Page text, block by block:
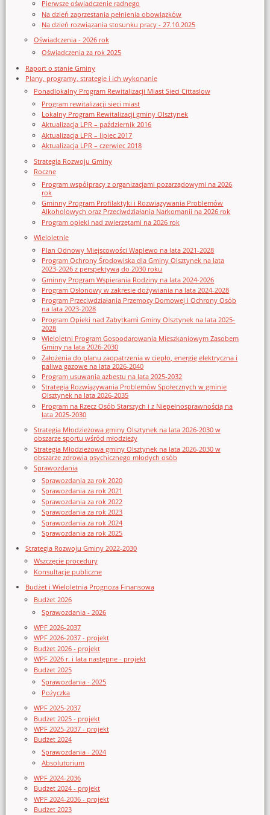
Pierwsze oświadczenie radnego
Na dzień zaprzestania pełnienia obowiązków
Na dzień rozwiązania stosunku pracy - 27.10.2025
Oświadczenia - 2026 rok
Oświadczenia za rok 2025
Raport o stanie Gminy
Plany, programy, strategie i ich wykonanie
Ponadlokalny Program Rewitalizacji Miast Sieci Cittaslow
Program rewitalizacji sieci miast
Lokalny Program Rewitalizacji gminy Olsztynek
Aktualizacja LPR – październik 2016
Aktualizacja LPR – lipiec 2017
Aktualizacja LPR – czerwiec 2018
Strategia Rozwoju Gminy
Roczne
Program współpracy z organizacjami pozarządowymi na 2026
rok
Gminny Program Profilaktyki i Rozwiązywania Problemów
Alkoholowych oraz Przeciwdziałania Narkomanii na 2026 rok
Program opieki nad zwierzętami na 2026 rok
Wieloletnie
Plan Odnowy Miejscowości Waplewo na lata 2021-2028
Program Ochrony Środowiska dla Gminy Olsztynek na lata
2023-2026 z perspektywą do 2030 roku
Gminny Program Wspierania Rodziny na lata 2024-2026
Program Osłonowy w zakresie dożywiania na lata 2024-2028
Program Przeciwdziałania Przemocy Domowej i Ochrony Osób
na lata 2023-2028
Program Opieki nad Zabytkami Gminy Olsztynek na lata 2025-
2028
Wieloletni Program Gospodarowania Mieszkaniowym Zasobem
Gminy na lata 2026-2030
Założenia do planu zaopatrzenia w ciepło, energię elektryczna i
paliwa gazowe na lata 2026-2040
Program usuwania azbestu na lata 2025-2032
Strategia Rozwiązywania Problemów Społecznych w gminie
Olsztynek na lata 2026-2035
Program na Rzecz Osób Starszych i z Niepełnosprawnością na
lata 2025-2030
Strategia Młodzieżowa gminy Olsztynek na lata 2026-2030 w
obszarze sportu wśród młodzieży
Strategia Młodzieżowa gminy Olsztynek na lata 2026-2030 w
obszarze zdrowia psychicznego młodych osób
Sprawozdania
Sprawozdania za rok 2020
Sprawozdania za rok 2021
Sprawozdania za rok 2022
Sprawozdania za rok 2023
Sprawozdania za rok 2024
Sprawozdania za rok 2025
Strategia Rozwoju Gminy 2022-2030
Wszczęcie procedury
Konsultacje publiczne
Budżet i Wieloletnia Prognoza Finansowa
Budżet 2026
Sprawozdania - 2026
WPF 2026-2037
WPF 2026-2037 - projekt
Budżet 2026 - projekt
WPF 2026 r. i lata następne - projekt
Budżet 2025
Sprawozdania - 2025
Pożyczka
WPF 2025-2037
Budżet 2025 - projekt
WPF 2025-2037 - projekt
Budżet 2024
Sprawozdania - 2024
Absolutorium
WPF 2024-2036
Budżet 2024 - projekt
WPF 2024-2036 - projekt
Budżet 2023